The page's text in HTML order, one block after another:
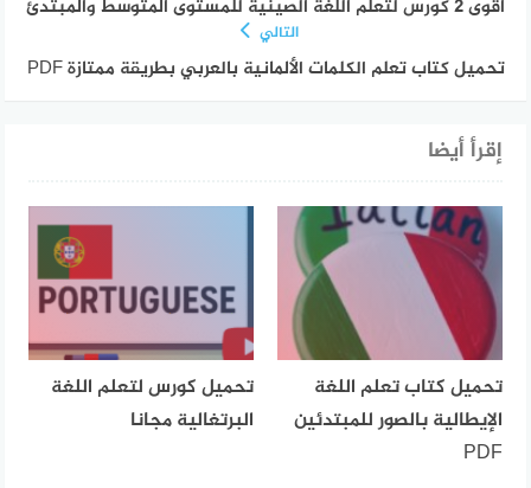
أقوى 2 كورس لتعلم اللغة الصينية للمستوى المتوسط والمبتدئ
التالي
تحميل كتاب تعلم الكلمات الألمانية بالعربي بطريقة ممتازة PDF
إقرأ أيضا
تحميل كتاب تعلم اللغة
الإيطالية بالصور للمبتدئين
PDF
تحميل كورس لتعلم اللغة
البرتغالية مجانا